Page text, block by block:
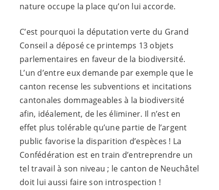
nature occupe la place qu’on lui accorde.
C’est pourquoi la députation verte du Grand
Conseil a déposé ce printemps 13 objets
parlementaires en faveur de la biodiversité.
L’un d’entre eux demande par exemple que le
canton recense les subventions et incitations
cantonales dommageables à la biodiversité
afin, idéalement, de les éliminer. Il n’est en
effet plus tolérable qu’une partie de l’argent
public favorise la disparition d’espèces ! La
Confédération est en train d’entreprendre un
tel travail à son niveau ; le canton de Neuchâtel
doit lui aussi faire son introspection !